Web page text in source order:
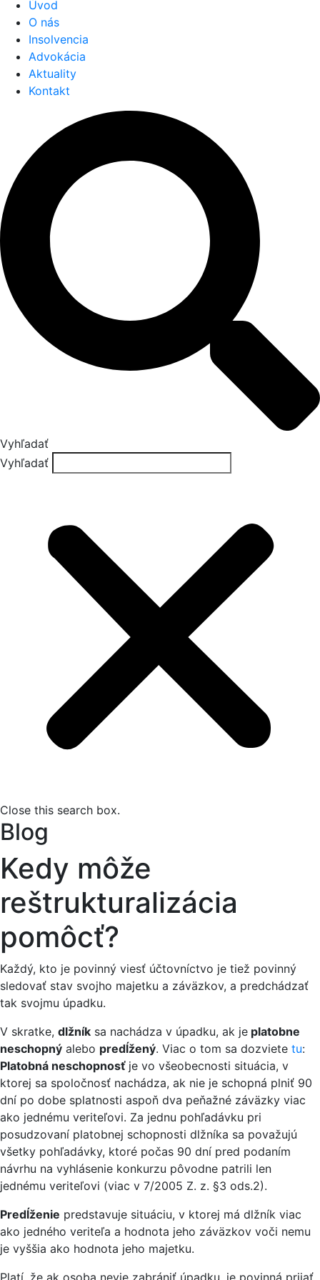
Úvod
O nás
Insolvencia
Advokácia
Aktuality
Kontakt
Vyhľadať
Vyhľadať
Close this search box.
Blog
Kedy môže
reštrukturalizácia
pomôcť?
Každý, kto je povinný viesť účtovníctvo je tiež povinný
sledovať stav svojho majetku a záväzkov, a predchádzať
tak svojmu úpadku.
V skratke, dlžník sa nachádza v úpadku, ak je platobne
neschopný alebo predĺžený. Viac o tom sa dozviete tu:
Platobná neschopnosť je vo všeobecnosti situácia, v
ktorej sa spoločnosť nachádza, ak nie je schopná plniť 90
dní po dobe splatnosti aspoň dva peňažné záväzky viac
ako jednému veriteľovi. Za jednu pohľadávku pri
posudzovaní platobnej schopnosti dlžníka sa považujú
všetky pohľadávky, ktoré počas 90 dní pred podaním
návrhu na vyhlásenie konkurzu pôvodne patrili len
jednému veriteľovi (viac v 7/2005 Z. z. §3 ods.2).
Predĺženie predstavuje situáciu, v ktorej má dlžník viac
ako jedného veriteľa a hodnota jeho záväzkov voči nemu
je vyššia ako hodnota jeho majetku.